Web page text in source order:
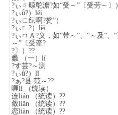
?ぃㄐ晾鸵澹?如“受～”〔受劳～〕）
?ぃǘ?）léi
?ぃㄈ纭啊?赘”）
?ぃㄈ?）lěi
?ぃㄇＡ?义，如“带～”、“～及”、
～”〔受牵?
?〕）??
蠡 （一）lí
?す芸?～测
?ぃǘ?）lǐ
?ぁ?县 范～??
喱lí （统读）
连lián （统读）??
敛liǎn （统读）??
恋liàn （统读）??